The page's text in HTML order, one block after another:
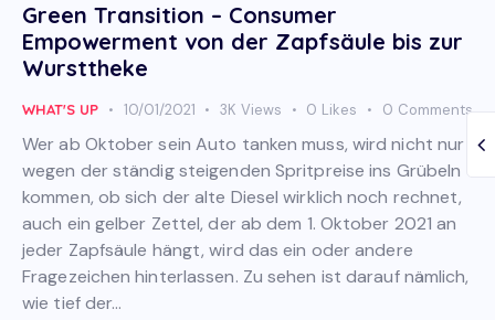
Green Transition – Consumer
Empowerment von der Zapfsäule bis zur
Wursttheke
WHAT'S UP 10/01/2021 3K Views 0 Likes 0 Comments
Wer ab Oktober sein Auto tanken muss, wird nicht nur
wegen der ständig steigenden Spritpreise ins Grübeln
kommen, ob sich der alte Diesel wirklich noch rechnet,
auch ein gelber Zettel, der ab dem 1. Oktober 2021 an
jeder Zapfsäule hängt, wird das ein oder andere
Fragezeichen hinterlassen. Zu sehen ist darauf nämlich,
wie tief der…